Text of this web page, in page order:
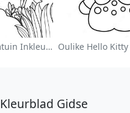
Kleurvolle Blomtuin Inkleurblad
Kleurblad Gidse